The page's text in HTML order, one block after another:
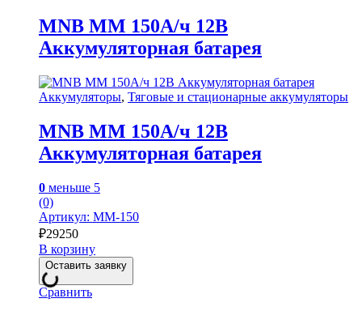
MNB MM 150А/ч 12В
Аккумуляторная батарея
Аккумуляторы, Тяговые и стационарные аккумуляторы
MNB MM 150А/ч 12В
Аккумуляторная батарея
0 меньше 5
(0)
Артикул: MM-150
₽29250
В корзину
Оставить заявку
Сравнить